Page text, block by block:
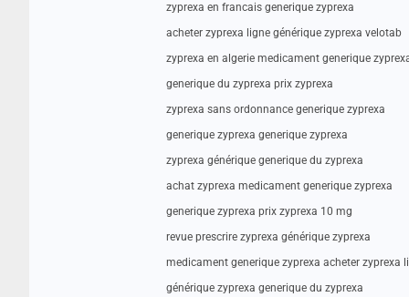
zyprexa en francais generique zyprexa
acheter zyprexa ligne générique zyprexa velotab
zyprexa en algerie medicament generique
generique du zyprexa prix zyprexa
zyprexa sans ordonnance generique zyprexa
generique zyprexa generique zyprexa
zyprexa générique generique du zyprexa
achat zyprexa medicament generique zyprexa
generique zyprexa prix zyprexa 10 mg
revue prescrire zyprexa générique zyprexa
medicament generique zyprexa acheter zyprexa
générique zyprexa generique du zyprexa